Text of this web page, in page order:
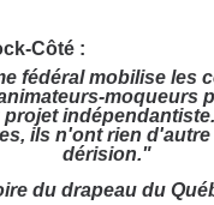
Côté :
fédéral mobilise les
moqueurs
ils n'ont rien
dérision."